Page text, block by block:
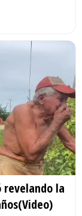
revelando la